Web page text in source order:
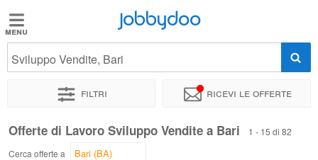
Jobbydoo
Offerte
Stipendi
Jobbydoo
Sviluppo Vendite, Bari
Filtri Ricevi le offerte
Offerte di Lavoro Sviluppo Vendite a Bari
1 - 15 di 82
Cerca offerte a